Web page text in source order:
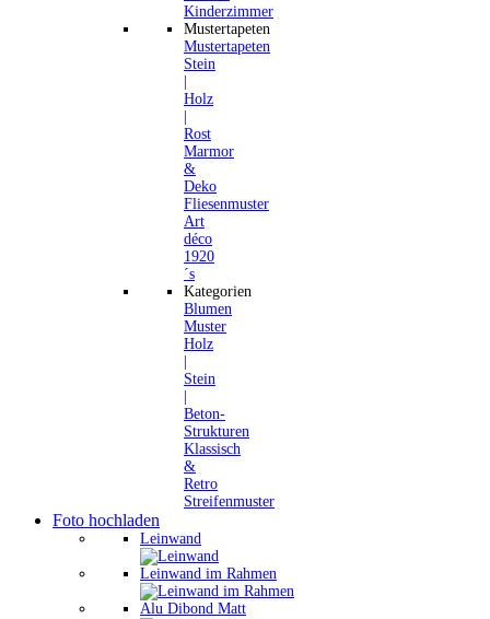
Kinderzimmer
Mustertapeten
Mustertapeten
Stein
Holz
Rost
Marmor
&
Deko
Fliesenmuster
Art
déco
1920
´s
Kategorien
Blumen
Muster
Holz
Stein
Beton-
Strukturen
Klassisch
&
Retro
Streifenmuster
Foto hochladen
Leinwand
Leinwand im Rahmen
Alu Dibond Matt